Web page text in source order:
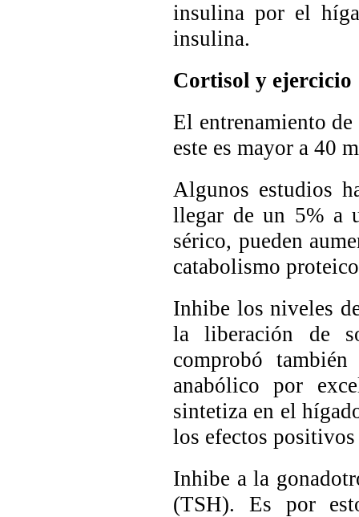
insulina por el
insulina.
Cortisol y ejercicio
El entrenamiento
este es mayor a 40
Algunos estudios
llegar de un 5% a
sérico, pueden
catabolismo
Inhibe los niveles
la liberación de
comprobó
anabólico por
sintetiza en el
los efectos
Inhibe a la
(TSH). Es por